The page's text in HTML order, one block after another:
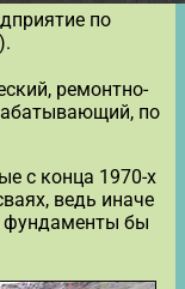
по
ремонтно-
по
с конца 1970-х
ведь иначе
фундаменты бы